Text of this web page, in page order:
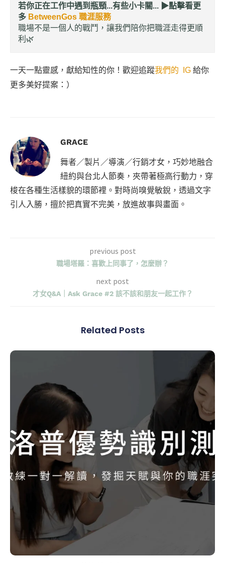
若你正在工作中遇到瓶頸...有些小卡關... ▶︎點擊看更
多 BetweenGos 職涯服務
職場不是一個人的戰鬥，讓我們陪你把職涯走得更順
利🌿
一天一點靈感，獻給知性的你！歡迎追蹤我們的 IG 給你
更多美好提案：）
GRACE
舞者／製片／導演／行銷才女，巧妙地融合
紐約與台北人節奏，夾帶著極高行動力，穿
梭在各種生活樣貌的環節裡。對時尚嗅覺敏銳，透過文字
引人入勝，擅於把真實不完美，放進故事與畫面。
previous post
職場塔羅：喜歡上同事了，怎麼辦？
next post
才女Q&A｜Ask Grace #2 該不該和朋友一起工作？
Related Posts